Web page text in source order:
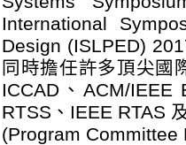
International
Design (ISLPED)
同時擔任許多頂尖國
ICCAD、ACM/IEEE
RTSS、IEEE RTAS
(Program Committee